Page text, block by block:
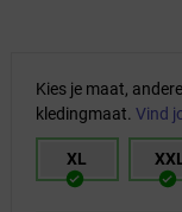
Kies je maat,
kledingmaat. Vind
XL